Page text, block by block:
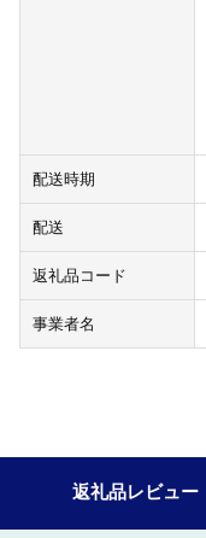
配送時期
配送
返礼品コード
事業者名
返礼品レビュー